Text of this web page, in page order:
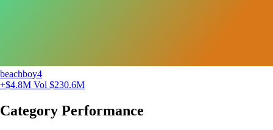
beachboy4
+$4.8M Vol $230.6M
Category Performance